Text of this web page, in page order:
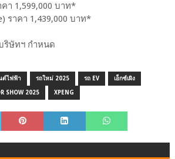
คา 1,599,000 บาท*
ราคา 1,439,000 บาท*
ริษัทฯ กำหนด
ต์ไฟฟ้า รถใหม่ 2025 รถ EV เอ็กซ์เผิง
SHOW 2025 XPENG